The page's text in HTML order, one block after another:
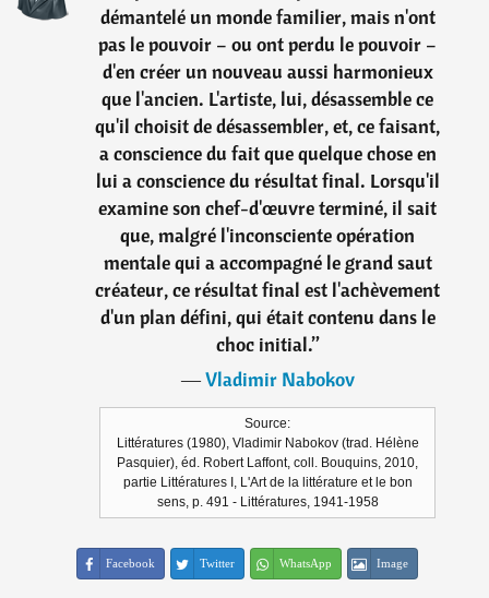
démantelé un monde familier, mais n'ont
pas le pouvoir – ou ont perdu le pouvoir –
d'en créer un nouveau aussi harmonieux
que l'ancien. L'artiste, lui, désassemble ce
qu'il choisit de désassembler, et, ce faisant,
a conscience du fait que quelque chose en
lui a conscience du résultat final. Lorsqu'il
examine son chef-d'œuvre terminé, il sait
que, malgré l'inconsciente opération
mentale qui a accompagné le grand saut
créateur, ce résultat final est l'achèvement
d'un plan défini, qui était contenu dans le
choc initial.”
―Vladimir Nabokov
Source:
Littératures (1980), Vladimir Nabokov (trad. Hélène
Pasquier), éd. Robert Laffont, coll. Bouquins, 2010,
partie Littératures I, L'Art de la littérature et le bon
sens, p. 491 - Littératures, 1941-1958
Facebook Twitter WhatsApp Image